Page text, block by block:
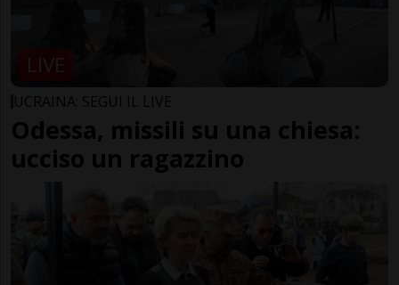
LIVE
UCRAINA: SEGUI IL LIVE
Odessa, missili su una chiesa:
ucciso un ragazzino